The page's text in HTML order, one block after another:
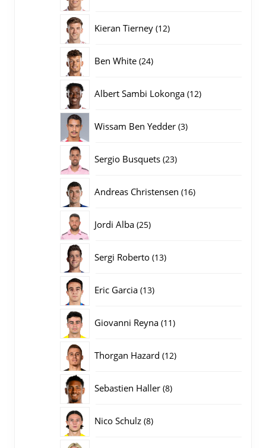
Kieran Tierney 1212
Ben White 2424
Albert Sambi Lokonga 1212
Wissam Ben Yedder 33
Sergio Busquets 2323
Andreas Christensen 1616
Jordi Alba 2525
Sergi Roberto 1313
Eric Garcia 1313
Giovanni Reyna 1111
Thorgan Hazard 1212
Sebastien Haller 88
Nico Schulz 88